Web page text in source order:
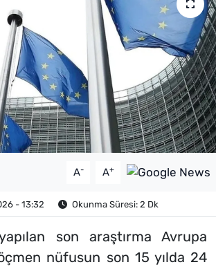
A- A+
- 13:32 Okunma Süresi: 2 Dk
son araştırma Avrupa
nüfusun son 15 yılda 24